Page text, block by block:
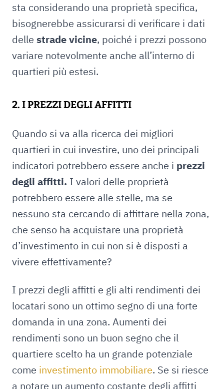
sta considerando una proprietà specifica,
bisognerebbe assicurarsi di verificare i dati
delle strade vicine, poiché i prezzi possono
variare notevolmente anche all’interno di
quartieri più estesi.
2. I PREZZI DEGLI AFFITTI
Quando si va alla ricerca dei migliori
quartieri in cui investire, uno dei principali
indicatori potrebbero essere anche i prezzi
degli affitti. I valori delle proprietà
potrebbero essere alle stelle, ma se
nessuno sta cercando di affittare nella zona,
che senso ha acquistare una proprietà
d’investimento in cui non si è disposti a
vivere effettivamente?
I prezzi degli affitti e gli alti rendimenti dei
locatari sono un ottimo segno di una forte
domanda in una zona. Aumenti dei
rendimenti sono un buon segno che il
quartiere scelto ha un grande potenziale
come investimento immobiliare. Se si riesce
a notare un aumento costante degli affitti